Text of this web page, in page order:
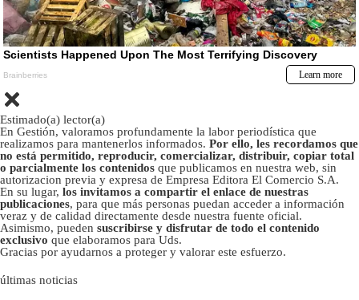
Estimado(a) lector(a)
En Gestión, valoramos profundamente la labor periodística que
realizamos para mantenerlos informados. Por ello, les recordamos que
no está permitido, reproducir, comercializar, distribuir, copiar total
o parcialmente los contenidos que publicamos en nuestra web, sin
autorizacion previa y expresa de Empresa Editora El Comercio S.A.
En su lugar, los invitamos a compartir el enlace de nuestras
publicaciones, para que más personas puedan acceder a información
veraz y de calidad directamente desde nuestra fuente oficial.
Asimismo, pueden suscribirse y disfrutar de todo el contenido
exclusivo que elaboramos para Uds.
Gracias por ayudarnos a proteger y valorar este esfuerzo.
últimas noticias